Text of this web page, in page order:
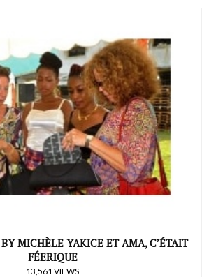
MICHÈLE YAKICE ET AMA, C’ÉTAIT
FÉERIQUE
13,561 VIEWS